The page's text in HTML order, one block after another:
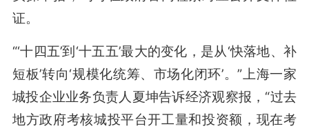
证。
“‘十四五’到‘十五五’最大的变化，是从‘快落地、补
短板’转向‘规模化统筹、市场化闭环’。”上海一家
城投企业业务负责人夏坤告诉经济观察报，“过去
地方政府考核城投平台开工量和投资额，现在考